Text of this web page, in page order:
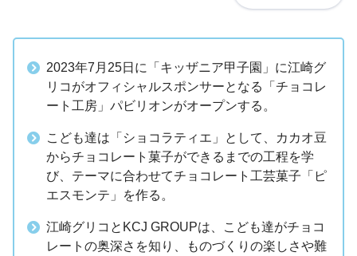
2023年7月25日に「キッザニア甲子園」に江崎グ
リコがオフィシャルスポンサーとなる「チョコレ
ート工房」パビリオンがオープンする。
こども達は「ショコラティエ」として、カカオ豆
からチョコレート菓子ができるまでの工程を学
び、テーマに合わせてチョコレート工芸菓子「ピ
エスモンテ」を作る。
江崎グリコとKCJ GROUPは、こども達がチョコ
レートの奥深さを知り、ものづくりの楽しさや難